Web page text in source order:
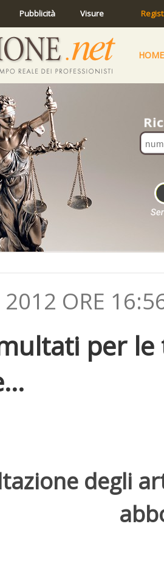
Pubblicità Visure
HOME
ORE
per le
degli